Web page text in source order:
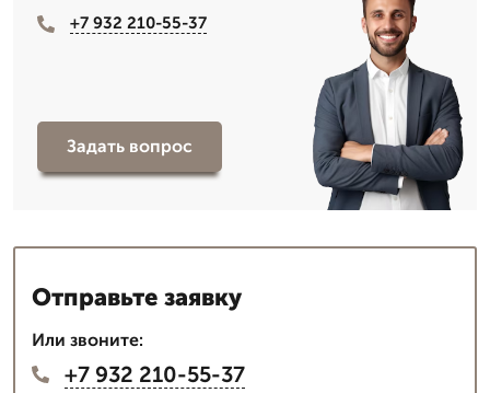
+7 932 210-55-37
Задать вопрос
Отправьте заявку
Или звоните:
+7 932 210-55-37